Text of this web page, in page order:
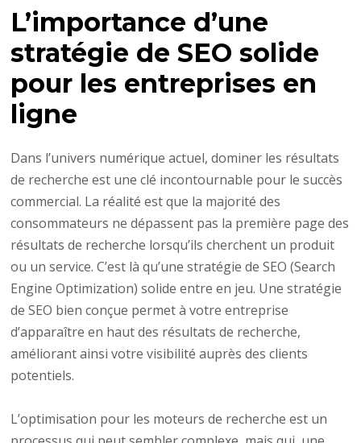
L’importance d’une
stratégie de SEO solide
pour les entreprises en
ligne
Dans l’univers numérique actuel, dominer les résultats
de recherche est une clé incontournable pour le succès
commercial. La réalité est que la majorité des
consommateurs ne dépassent pas la première page des
résultats de recherche lorsqu’ils cherchent un produit
ou un service. C’est là qu’une stratégie de SEO (Search
Engine Optimization) solide entre en jeu. Une stratégie
de SEO bien conçue permet à votre entreprise
d’apparaître en haut des résultats de recherche,
améliorant ainsi votre visibilité auprès des clients
potentiels.
L’optimisation pour les moteurs de recherche est un